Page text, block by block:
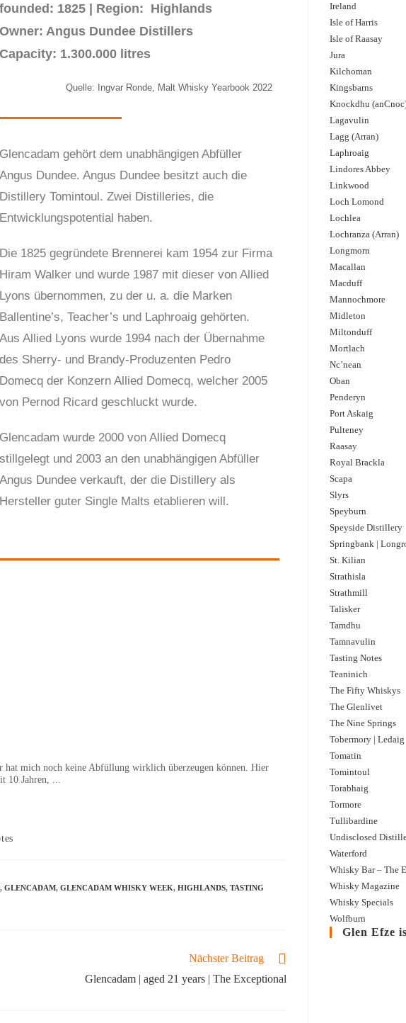
founded: 1825 | Region: Highlands
Owner: Angus Dundee Distillers
Capacity: 1.300.000 litres
Quelle: Ingvar Ronde, Malt Whisky Yearbook 2022
Glencadam gehört dem unabhängigen Abfüller
Angus Dundee. Angus Dundee besitzt auch die
Distillery Tomintoul. Zwei Distilleries, die
Entwicklungspotential haben.
Die 1825 gegründete Brennerei kam 1954 zur Firma
Hiram Walker und wurde 1987 mit dieser von Allied
Lyons übernommen, zu der u. a. die Marken
Ballentine’s, Teacher’s und Laphroaig gehörten.
Aus Allied Lyons wurde 1994 nach der Übernahme
des Sherry- und Brandy-Produzenten Pedro
Domecq der Konzern Allied Domecq, welcher 2005
von Pernod Ricard geschluckt wurde.
Glencadam wurde 2000 von Allied Domecq
stillgelegt und 2003 an den unabhängigen Abfüller
Angus Dundee verkauft, der die Distillery als
Hersteller guter Single Malts etablieren will.
hat mich noch keine Abfüllung wirklich überzeugen können. Hier
Jahren, ...
Glencadam | 2012 –
Ein Glencadam unabhängig
aber wir reden ja ohnehin über
, GLENCADAM, GLENCADAM WHISKY WEEK, HIGHLANDS, TASTING
Nächster Beitrag
Glencadam | aged 21 years | The Exceptional
Ireland
Isle of Harris
Isle of Raasay
Jura
Kilchoman
Kingsbarns
Knockdhu
Lagavulin
Lagg (Arran)
Laphroaig
Lindores Abbey
Linkwood
Loch Lomond
Lochlea
Lochranza (Arran)
Longmorn
Macallan
Macduff
Mannochmore
Midleton
Miltonduff
Mortlach
Nc’nean
Oban
Penderyn
Port Askaig
Pulteney
Raasay
Royal Brackla
Scapa
Slyrs
Speyburn
Speyside Distillery
Springbank |
St. Kilian
Strathisla
Strathmill
Talisker
Tamdhu
Tamnavulin
Tasting Notes
Teaninich
The Fifty Whiskys
The Glenlivet
The Nine Springs
Tobermory | Ledaig
Tomatin
Tomintoul
Torabhaig
Tormore
Tullibardine
Undisclosed
Waterford
Whisky Bar – The
Whisky Magazine
Whisky Specials
Wolfburn
Glen Efze